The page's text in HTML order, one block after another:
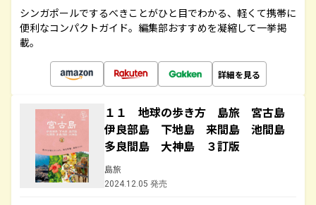
シンガポールでするべきことがひと目でわかる、軽くて携帯に
便利なコンパクトガイド。編集部おすすめを凝縮して一挙掲
載。
詳細を見る
１１ 地球の歩き方 島旅 宮古島
伊良部島 下地島 来間島 池間島
多良間島 大神島 ３訂版
島旅
2024.12.05 発売